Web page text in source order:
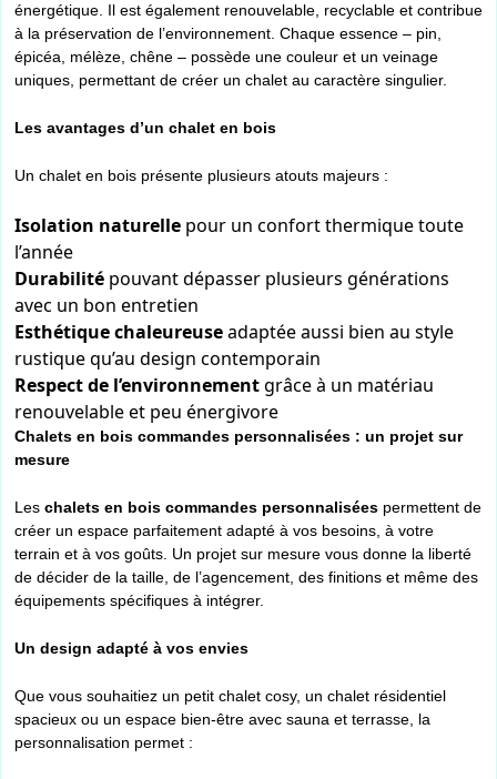
énergétique. Il est également renouvelable, recyclable et contribue
à la préservation de l’environnement. Chaque essence – pin,
épicéa, mélèze, chêne – possède une couleur et un veinage
uniques, permettant de créer un chalet au caractère singulier.
Les avantages d’un chalet en bois
Un chalet en bois présente plusieurs atouts majeurs :
Isolation naturelle pour un confort thermique toute
l’année
Durabilité pouvant dépasser plusieurs générations
avec un bon entretien
Esthétique chaleureuseadaptée aussi bien au style
rustique qu’au design contemporain
Respect de l’environnementgrâce à un matériau
renouvelable et peu énergivore
Chalets en bois commandes personnalisées : un projet sur
mesure
Les chalets en bois commandes personnalisées permettent de
créer un espace parfaitement adapté à vos besoins, à votre
terrain et à vos goûts. Un projet sur mesure vous donne la liberté
de décider de la taille, de l’agencement, des finitions et même des
équipements spécifiques à intégrer.
Un design adapté à vos envies
Que vous souhaitiez un petit chalet cosy, un chalet résidentiel
spacieux ou un espace bien-être avec sauna et terrasse, la
personnalisation permet :